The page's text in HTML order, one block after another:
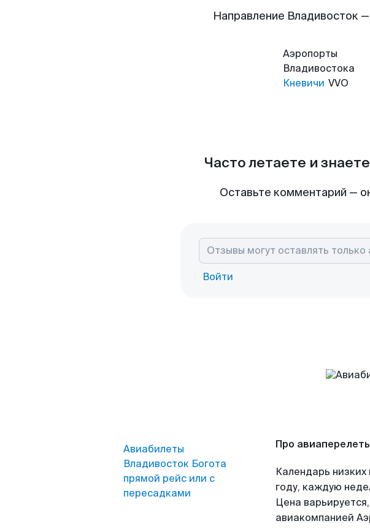
Направление Владивосток
Аэропорты
Владивостока
Кневичи VVO
Часто летаете и
Оставьте комментарий —
Войти
Авиабилеты
Владивосток Богота
прямой рейс или с
пересадками
Про
Календарь
году, каждую
Цена
авиакомпанией